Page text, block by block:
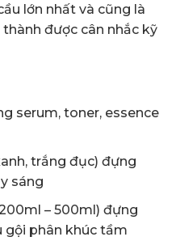
lớn nhất và cũng là
được cân nhắc kỹ
serum, toner, essence
trắng đục) đựng
sáng
– 500ml) đựng
gội phân khúc tầm